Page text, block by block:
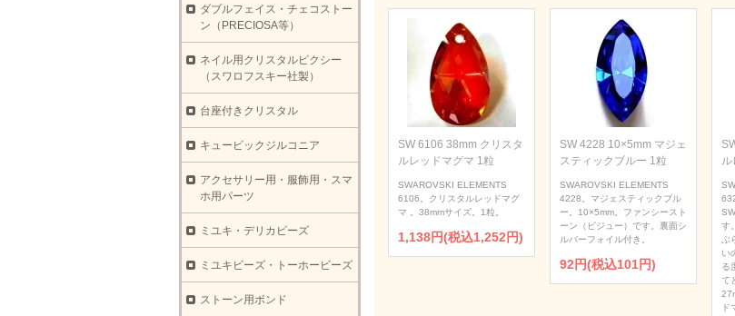
SW 6106 38mm クリスタ
ルレッドマグマ 1粒
SWAROVSKI ELEMENTS
6106。クリスタルレッドマグ
マ 。38mmサイズ。1粒。
1,138円(税込1,252円)
SW 4228 10×5mm マジェ
スティックブルー 1粒
SWAROVSKI ELEMENTS
4228。マジェスティックブル
ー。10×5mm。ファンシースト
ーン（ビジュー）です。裏面シ
ルバーフォイル付き。
92円(税込101円)
ル
す
ぶ
い
る
て
ド
ダブルフェイス・チェコストー
ン（PRECIOSA等）
ネイル用クリスタルピクシー
（スワロフスキー社製）
台座付きクリスタル
キュービックジルコニア
アクセサリー用・服飾用・スマ
ホ用パーツ
ミユキ・デリカビーズ
ミユキビーズ・トーホービーズ
ストーン用ボンド